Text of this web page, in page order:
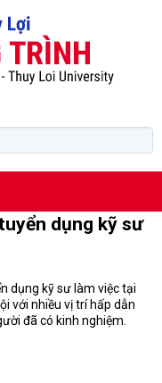
dụng kỹ sư
dụng kỹ sư làm việc tại
với nhiều vị trí hấp dẫn
đã có kinh nghiệm.